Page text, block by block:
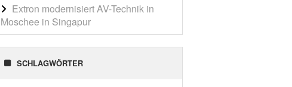
Extron modernisiert AV-Technik in
Moschee in Singapur
SCHLAGWÖRTER